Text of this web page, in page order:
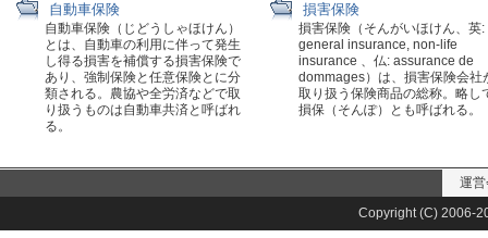
自動車保険
自動車保険（じどうしゃほけん）
とは、自動車の利用に伴って発生
し得る損害を補償する損害保険で
あり、強制保険と任意保険とに分
類される。農協や全労済などで取
り扱うものは自動車共済と呼ばれ
る。
損害保険
損害保険（そんがいほけん、英:
general insurance, non-life
insurance 、仏: assurance de
dommages）は、損害保険会社
取り扱う保険商品の総称。略し
損保（そんぽ）とも呼ばれる。
運
Copyright (C) 2006-